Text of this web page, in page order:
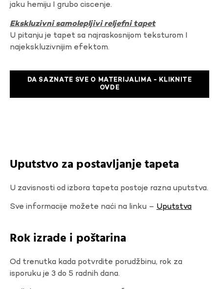
jaku hemiju I grubo ciscenje.
Ekskluzivni samolepljivi reljefni tapet
U pitanju je tapet sa najraskosnijom teksturom I
najekskluzivnijim efektom.
DA SAZNATE SVE O MATERIJALIMA - KLIKNITE
OVDE
Uputstvo za postavljanje tapeta
U zavisnosti od izbora tapeta postoje razna uputstva.
Sve informacije možete naći na linku – Uputstva
Rok izrade i poštarina
Od trenutka kada potvrdite porudžbinu, rok za
isporuku je 3 do 5 radnih dana.